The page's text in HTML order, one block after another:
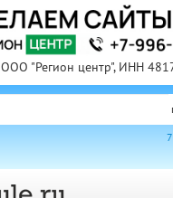
ООО "Регион центр", ИНН